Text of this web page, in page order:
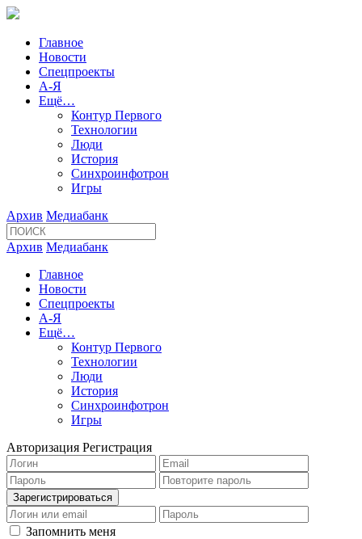
Главное
Новости
Спецпроекты
А-Я
Ещё…
Контур Первого
Технологии
Люди
История
Синхроинфотрон
Игры
Архив Медиабанк
Архив Медиабанк
Главное
Новости
Спецпроекты
А-Я
Ещё…
Контур Первого
Технологии
Люди
История
Синхроинфотрон
Игры
Авторизация Регистрация
Запомнить меня